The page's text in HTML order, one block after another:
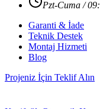
Pzt-Cuma /
Garanti & İade
Teknik Destek
Montaj Hizmeti
Blog
Projeniz İçin Teklif Alın